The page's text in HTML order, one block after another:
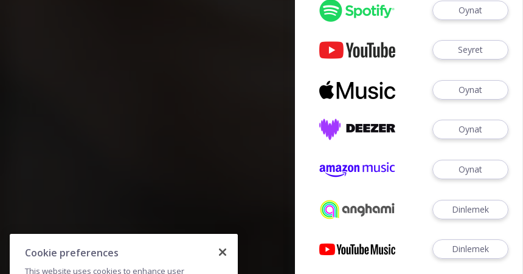
Oynat
Seyret
Oynat
Oynat
Oynat
Dinlemek
Dinlemek
Cookie preferences
This website uses cookies to enhance user